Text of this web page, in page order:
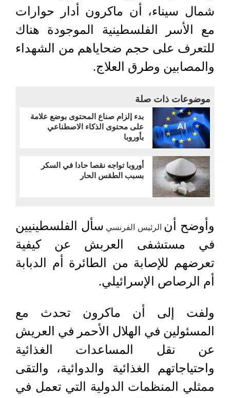
شمال سيناء، أن ماكرون أدار حوارات
مع الأسر الفلسطينية الموجودة هناك
للتعرف على حجم ضحاياهم من الشهداء
والمصابين وطرق العلاج.
موضوعات ذات صلة
بدء إلزام صناع المحتوى بوضع علامة
على محتوى الذكاء الاصطناعي
بأوروبا
أوروبا تواجه نقصا حادا في السكر
بسبب الطقس الحار
وأوضح أن الرئيس الفرنسي سأل الفلسطينيين
في مستشفى العربش عن كيفية
تعرضهم للإصابة من الطائرة أم الدبابة
أم الرصاص الإسرائيلي.
ولفت إلى أن ماكرون تحدث مع
المسئولين في الهلال الأحمر في العريش
عن نقل المساعدات الغذائية
واحتياجاتهم الغذائية والدوائية، والتقى
ممثلي المنظمات الدولية التي تعمل في